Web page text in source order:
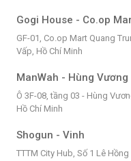
Gogi House - Co.op
GF-01, Co.op Mart Quang
Vấp, Hồ Chí Minh
ManWah - Hùng Vương
Ô 3F-08, tầng 03 - Hùng
Hồ Chí Minh
Shogun - Vinh
TTTM City Hub, Số 1 Lê